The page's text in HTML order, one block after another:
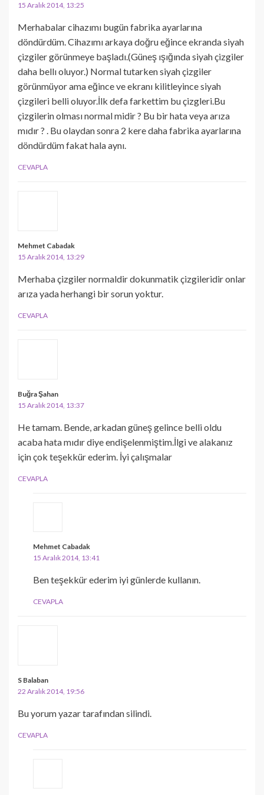
15 Aralık 2014, 13:25
Merhabalar cihazımı bugün fabrika ayarlarına
döndürdüm. Cihazımı arkaya doğru eğince ekranda siyah
çizgiler görünmeye başladı.(Güneş ışığında siyah çizgiler
daha bellı oluyor.) Normal tutarken siyah çizgiler
görünmüyor ama eğince ve ekranı kilitleyince siyah
çizgileri belli oluyor.İlk defa farkettim bu çizgleri.Bu
çizgilerin olması normal midir ? Bu bir hata veya arıza
mıdır ? . Bu olaydan sonra 2 kere daha fabrika ayarlarına
döndürdüm fakat hala aynı.
CEVAPLA
Mehmet Cabadak
15 Aralık 2014, 13:29
Merhaba çizgiler normaldir dokunmatik çizgileridir onlar
arıza yada herhangi bir sorun yoktur.
CEVAPLA
Buğra Şahan
15 Aralık 2014, 13:37
He tamam. Bende, arkadan güneş gelince belli oldu
acaba hata mıdır diye endişelenmiştim.İlgi ve alakanız
için çok teşekkür ederim. İyi çalışmalar
CEVAPLA
Mehmet Cabadak
15 Aralık 2014, 13:41
Ben teşekkür ederim iyi günlerde kullanın.
CEVAPLA
S Balaban
22 Aralık 2014, 19:56
Bu yorum yazar tarafından silindi.
CEVAPLA